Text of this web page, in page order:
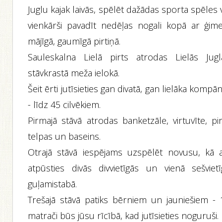
Juglu kajak laivās, spēlēt dažādas sporta spēles
vienkārši pavadīt nedēļas nogali kopā ar
mājīgā, gaumīgā pirtiņā.
Sauleskalna Lielā pirts atrodas Lielās
stāvkrastā meža ielokā.
Šeit ērti jutīsieties gan divatā, gan lielāka
- līdz 45 cilvēkiem.
Pirmajā stāvā atrodas banketzāle, virtuvīte,
telpas un baseins.
Otrajā stāvā iespējams uzspēlēt novusu, kā
atpūsties divās divvietīgās un vienā
guļamistabā.
Trešajā stāvā patiks bērniem un jauniešiem -
matrači būs jūsu rīcībā, kad jutīsieties noguruši.